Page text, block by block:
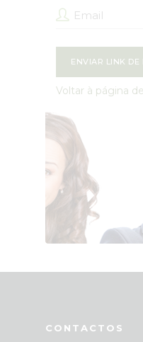
ENVIAR LINK DE
Voltar à página
CONTACTOS